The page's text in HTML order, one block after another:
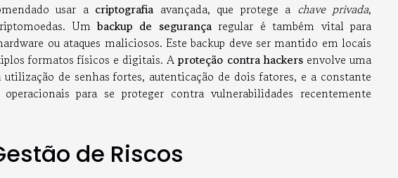
usar a criptografia avançada, que protege a chave privada,
Um backup de segurançaregular é também vital para
ou ataques maliciosos. Este backup deve ser mantido em locais
formatos físicos e digitais. Aproteção contra hackersenvolve uma
de senhas fortes, autenticação de dois fatores, e a constante
para se proteger contra vulnerabilidades recentemente
de Riscos